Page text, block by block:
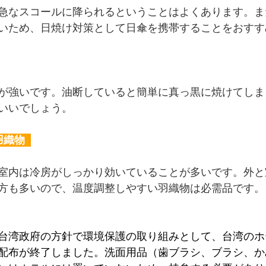
なスコールに降られるということはよくあります。
ため、日焼け対策として日傘を携帯することをおす
強いです。油断していると簡単に真っ黒に焼けてし
いでしょう。
織物
内は冷房がしっかり効いていることが多いです。外
も多いので、温度調整しやすい羽織物は必需品です。
湾政府の方針で環境保護の取り組みとして、台湾の
布が終了しました。洗面用品（歯ブラシ、ブラシ、